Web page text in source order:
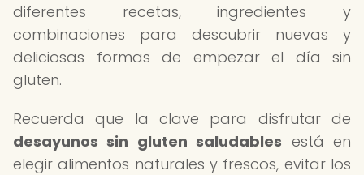
diferentes recetas, ingredientes y
combinaciones para descubrir nuevas y
deliciosas formas de empezar el día sin
gluten.
Recuerda que la clave para disfrutar de
desayunos sin gluten saludables está en
elegir alimentos naturales y frescos, evitar los